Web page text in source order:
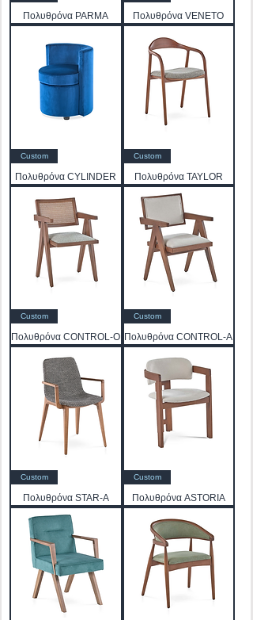
Πολυθρόνα PARMA Πολυθρόνα VENETO
Custom
Πολυθρόνα CYLINDER
Custom
Πολυθρόνα TAYLOR
Custom
Πολυθρόνα CONTROL-O
Custom
Πολυθρόνα CONTROL-A
Custom
Πολυθρόνα STAR-A
Custom
Πολυθρόνα ASTORIA